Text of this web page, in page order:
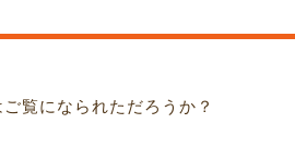
覧になられただろうか？